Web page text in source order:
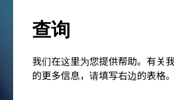
查询
我们在这里为您提供帮助。有关
的更多信息，请填写右边的表格。